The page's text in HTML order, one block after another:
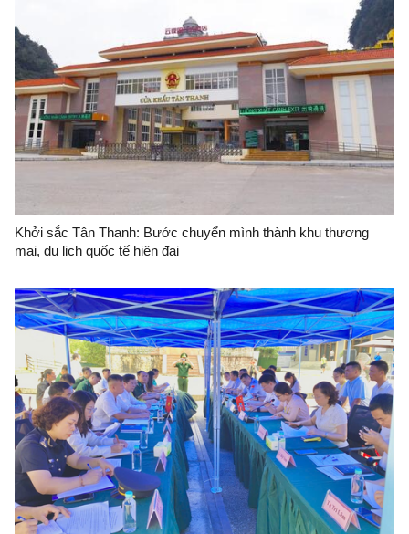
Khởi sắc Tân Thanh: Bước chuyển mình thành khu thương
mại, du lịch quốc tế hiện đại